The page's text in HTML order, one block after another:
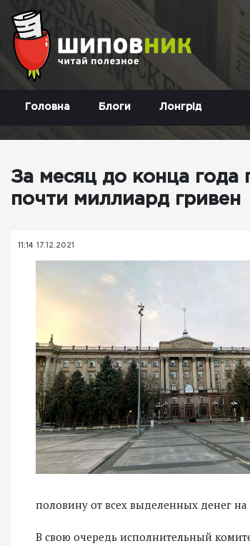
Головна Блоги Лонгрід
За месяц до конца года
почти миллиард гривен
11:14 17.12.2021
половину от всех выделенных денег на
В свою очередь исполнительный